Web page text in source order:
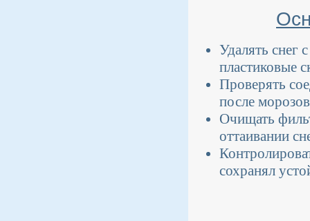
Удалять снег
пластиковые
Проверять
после
Очищать
оттаивании
сохранял